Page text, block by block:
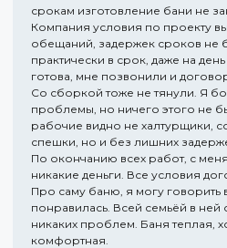
срокам изготовление бани не
Компания условия по проекту
обещаний, задержек сроков не
практически в срок, даже на
готова, мне позвонили и
Со сборкой тоже не тянули. Я
проблемы, но ничего этого не
рабочие видно не халтурщики,
спешки, но и без лишних
По окончанию всех работ, с
никакие деньги. Все условия
Про саму баню, я могу
понравилась. Всей семьёй в
никаких проблем. Баня теплая,
комфортная.